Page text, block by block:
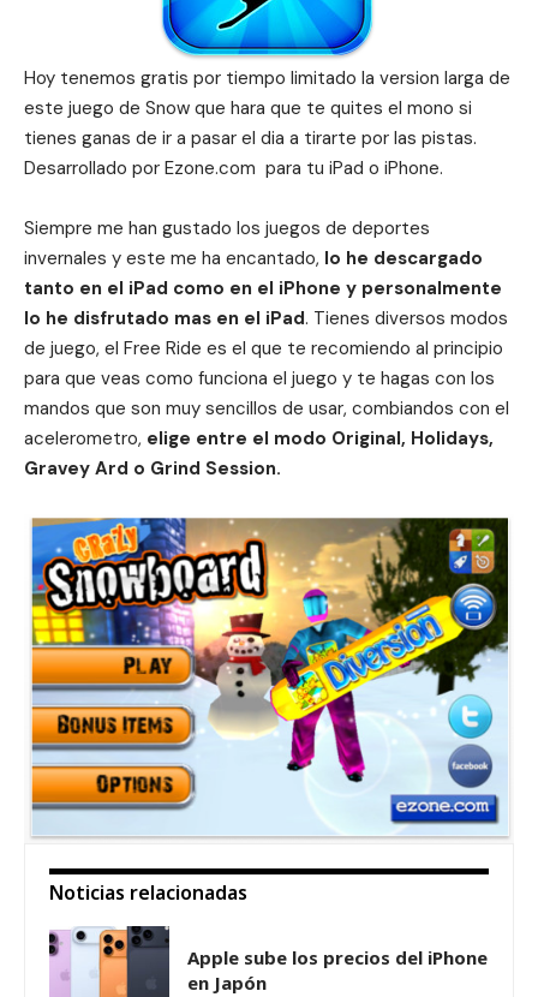
Hoy tenemos gratis por tiempo limitado la version larga de
este juego de Snow que hara que te quites el mono si
tienes ganas de ir a pasar el dia a tirarte por las pistas.
Desarrollado por Ezone.com para tu iPad o iPhone.
Siempre me han gustado los juegos de deportes
invernales y este me ha encantado, lo he descargado
tanto en el iPad como en el iPhone y personalmente
lo he disfrutado mas en el iPad. Tienes diversos modos
de juego, el Free Ride es el que te recomiendo al principio
para que veas como funciona el juego y te hagas con los
mandos que son muy sencillos de usar, combiandos con el
acelerometro, elige entre el modo Original, Holidays,
Gravey Ard o Grind Session.
Noticias relacionadas
Apple sube los precios del iPhone
en Japón